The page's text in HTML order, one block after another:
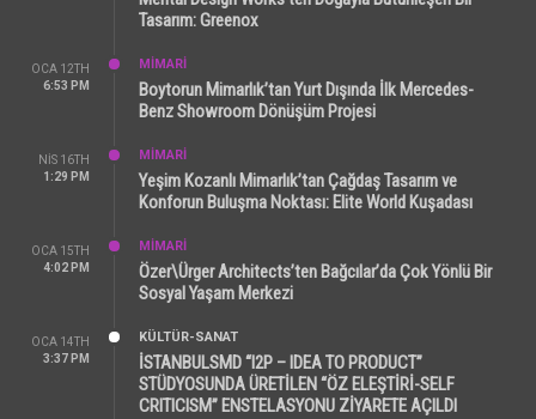
Tasarım: Greenox
OCA 12TH
6:53 PM
MİMARİ
Boytorun Mimarlık’tan Yurt Dışında İlk Mercedes-
Benz Showroom Dönüşüm Projesi
NIS 16TH
1:29 PM
MİMARİ
Yeşim Kozanlı Mimarlık’tan Çağdaş Tasarım ve
Konforun Buluşma Noktası: Elite World Kuşadası
OCA 15TH
4:02 PM
MİMARİ
Özer\Ürger Architects’ten Bağcılar’da Çok Yönlü Bir
Sosyal Yaşam Merkezi
OCA 14TH
3:37 PM
KÜLTÜR-SANAT
İSTANBULSMD “I2P – IDEA TO PRODUCT”
STÜDYOSUNDA ÜRETİLEN “ÖZ ELEŞTİRİ-SELF
CRITICISM” ENSTELASYONU ZİYARETE AÇILDI